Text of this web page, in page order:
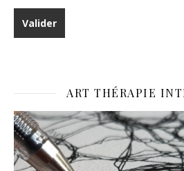
ART THÉRAPIE